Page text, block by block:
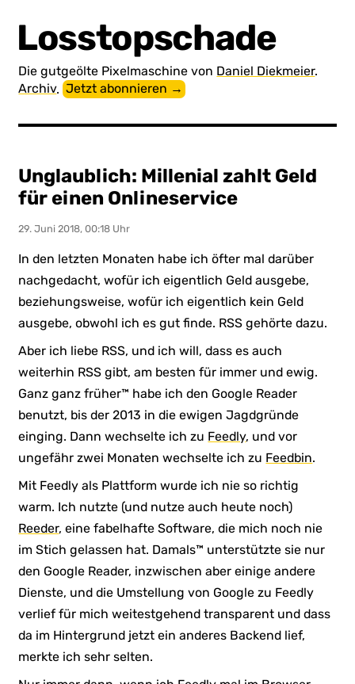
Losstopschade
Die gutgeölte Pixel­maschine von Daniel Diekmeier.
Archiv.Jetzt abonnieren →
Unglaublich: Millenial zahlt Geld
für einen Onlineservice
29. Juni 2018, 00:18 Uhr
In den letzten Monaten habe ich öfter mal darüber
nachgedacht, wofür ich eigentlich Geld ausgebe,
beziehungsweise, wofür ich eigentlich kein Geld
ausgebe, obwohl ich es gut finde. RSS gehörte dazu.
Aber ich liebe RSS, und ich will, dass es auch
weiterhin RSS gibt, am besten für immer und ewig.
Ganz ganz früher™ habe ich den Google Reader
benutzt, bis der 2013 in die ewigen Jagdgründe
einging. Dann wechselte ich zu Feedly, und vor
ungefähr zwei Monaten wechselte ich zu Feedbin.
Mit Feedly als Plattform wurde ich nie so richtig
warm. Ich nutzte (und nutze auch heute noch)
Reeder, eine fabelhafte Software, die mich noch nie
im Stich gelassen hat. Damals™ unterstützte sie nur
den Google Reader, inzwischen aber einige andere
Dienste, und die Umstellung von Google zu Feedly
verlief für mich weitestgehend transparent und dass
da im Hintergrund jetzt ein anderes Backend lief,
merkte ich sehr selten.